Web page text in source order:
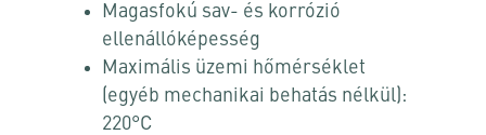
Magasfokú sav- és korrózió
ellenállóképesség
Maximális üzemi hőmérséklet
(egyéb mechanikai behatás nélkül):
220°C